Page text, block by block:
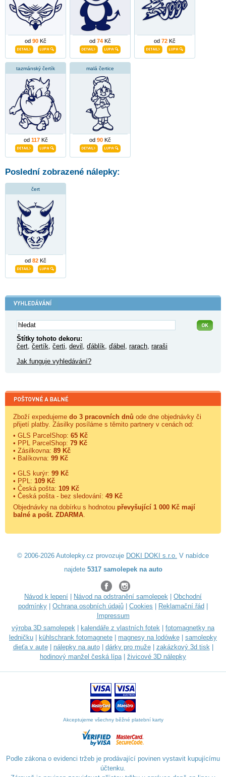
od 90 Kč od 74 Kč od 72 Kč
tazmánský čertík
od 117Kč
malá čertice
od 90 Kč
Poslední zobrazené nálepky:
čert
od 82 Kč
Štítky tohoto dekoru:
čert čertík čerti devil ďáblík ďábel rarach raraši
Jak funguje vyhledávání?
Zboží expedujeme do 3 pracovních dnů ode dne objednávky či
přijetí platby. Zásilky posíláme s těmito partnery v cenách od:
• GLS ParcelShop: 65 Kč
• PPL ParcelShop: 79 Kč
• Zásilkovna: 89 Kč
• Balíkovna: 99 Kč
• GLS kurýr: 99 Kč
• PPL: 109 Kč
• Česká pošta: 109 Kč
• Česká pošta - bez sledování: 49 Kč
Objednávky na dobírku s hodnotou převyšující 1 000 Kč mají
balné a pošt. ZDARMA
© 2006-2026 Autolepky.cz provozuje DOKI DOKI s.r.o. V nabídce
najdete 5317 samolepek na auto
Návod k lepení Návod na odstranění samolepek
Obchodní
podmínky
Ochrana osobních údajů Cookies Reklamační řád
Impressum
výroba 3D samolepek
kalendáře z vlastních fotek
fotomagnetky na
ledničku
kühlschrank fotomagnete magnesy na lodówkę
samolepky
dieťa v aute| nálepky na auto| dárky pro muže| zakázkový 3d tisk|
hodinový manžel česká lípa| živicové 3D nálepky
Akceptujeme všechny běžné platební karty
Podle zákona o evidenci tržeb je prodávající povinen vystavit kupujícímu
účtenku.